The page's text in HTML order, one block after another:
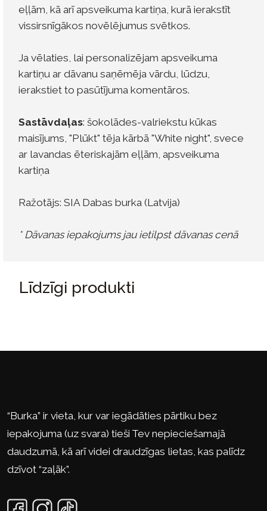
eļļām, kā arī apsveikuma kartiņa, kurā ierakstīt
vissirsnīgākos novēlējumus svētkos.
Ja vēlaties, lai personalizējam apsveikuma
kartiņu ar dāvanu saņēmēja vārdu, lūdzu,
ierakstiet to pasūtījuma komentāros.
Sastāvdaļas: šokolādes-valriekstu kūkas
maisījums, "Plūkt" tēja kārbā "White night", svece
ar lavandas ēteriskajām eļļām, apsveikuma
kartiņa
Ražotājs: SIA Dabas burka (Latvija)
* Dāvanas iepakojums jau ietilpst dāvanas cenā
Līdzīgi produkti
“Burka” ir vieta, kur var iegādāties pārtiku bez
iepakojuma (uz svara) tieši Tev nepieciešamajā
daudzumā, kā arī videi draudzīgas lietas, kas palīdz
dzīvot “zaļāk”.